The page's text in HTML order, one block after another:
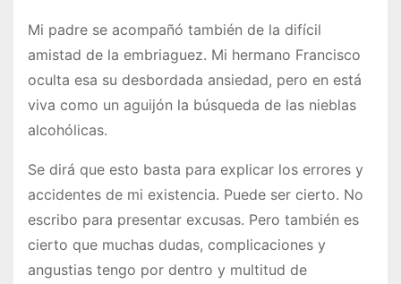
Mi padre se acompañó también de la difícil
amistad de la embriaguez. Mi hermano Francisco
oculta esa su desbordada ansiedad, pero en está
viva como un aguijón la búsqueda de las nieblas
alcohólicas.
Se dirá que esto basta para explicar los errores y
accidentes de mi existencia. Puede ser cierto. No
escribo para presentar excusas. Pero también es
cierto que muchas dudas, complicaciones y
angustias tengo por dentro y multitud de